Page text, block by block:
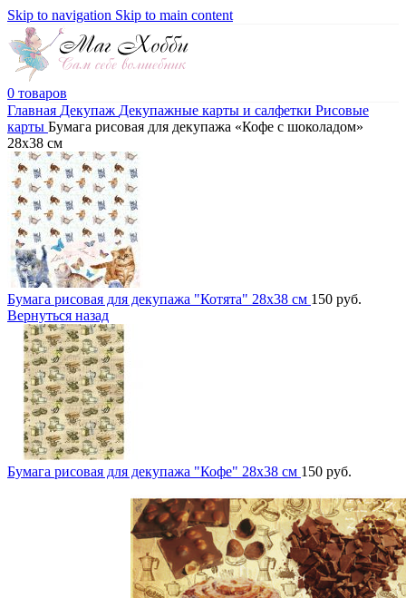
Skip to navigation Skip to main content
0 товаров
Главная Декупаж Декупажные карты и салфетки Рисовые
карты Бумага рисовая для декупажа «Кофе с шоколадом»
28х38 см
Бумага рисовая для декупажа "Котята" 28х38 см 150 руб.
Вернуться назад
Бумага рисовая для декупажа "Кофе" 28х38 см 150 руб.